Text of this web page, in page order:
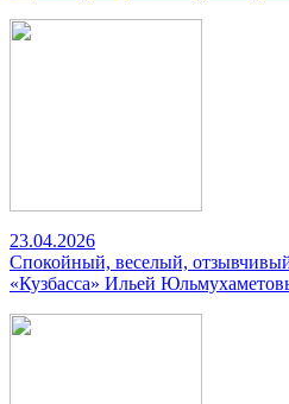
23.04.2026
Спокойный, веселый,
«Кузбасса» Ильей